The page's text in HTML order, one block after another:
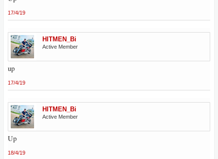
17/4/19
HITMEN_Bi
Active Member
up
17/4/19
HITMEN_Bi
Active Member
Up
18/4/19